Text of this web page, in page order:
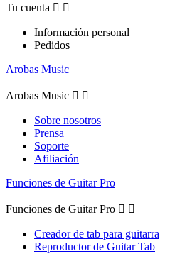
Tu cuenta  
Información personal
Pedidos
Arobas Music
Arobas Music  
Sobre nosotros
Prensa
Soporte
Afiliación
Funciones de Guitar Pro
Funciones de Guitar Pro  
Creador de tab para guitarra
Reproductor de Guitar Tab